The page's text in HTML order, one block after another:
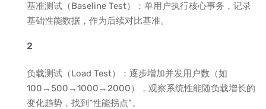
基准测试（Baseline Test）：单用户执行核心事务，记录
基础性能数据，作为后续对比基准。
负载测试（Load Test）：逐步增加并发用户数（如
100→500→1000→2000），观察系统性能随负载增长的
变化趋势，找到“性能拐点”。